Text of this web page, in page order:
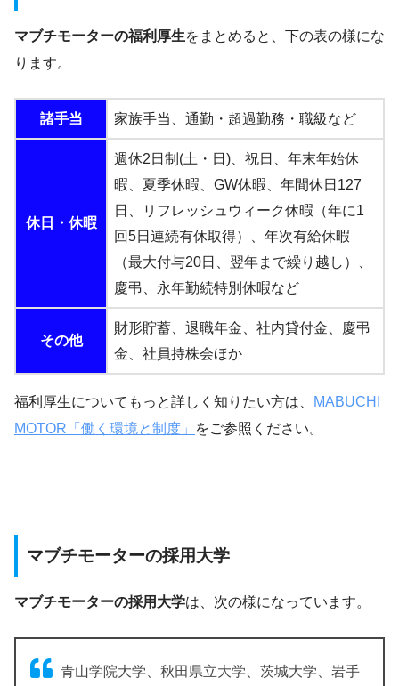
マブチモーターの福利厚生をまとめると、下の表の様にな
ります。
諸手当 家族手当、通勤・超過勤務・職級など
休日・休暇
週休2日制(土・日)、祝日、年末年始休
暇、夏季休暇、GW休暇、年間休日127
日、リフレッシュウィーク休暇（年に1
回5日連続有休取得）、年次有給休暇
（最大付与20日、翌年まで繰り越し）、
慶弔、永年勤続特別休暇など
その他
財形貯蓄、退職年金、社内貸付金、慶弔
金、社員持株会ほか
福利厚生についてもっと詳しく知りたい方は、
MABUCHI
MOTOR「働く環境と制度」
をご参照ください。
マブチモーターの採用大学
マブチモーターの採用大学は、次の様になっています。
青山学院大学、秋田県立大学、茨城大学、岩手